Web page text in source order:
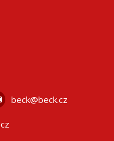
beck@beck.cz